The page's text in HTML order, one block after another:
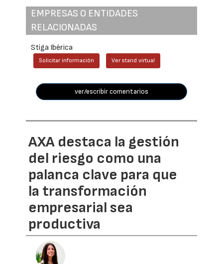
EMPRESAS O ENTIDADES
RELACIONADAS
Stiga Ibérica
Solicitar información Ver stand virtual
ver/escribir comentarios
AXA destaca la gestión
del riesgo como una
palanca clave para que
la transformación
empresarial sea
productiva